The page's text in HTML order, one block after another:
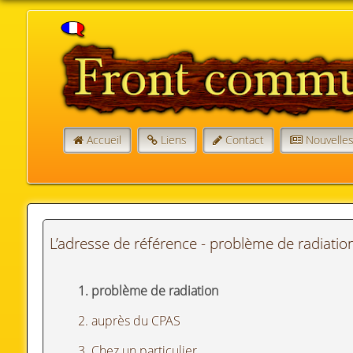
Accueil Liens Contact
L’adresse de référence - problème de
1. problème de radiation
2. auprès du CPAS